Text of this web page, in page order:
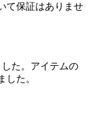
て保証はありませ
た。アイテムの
した。